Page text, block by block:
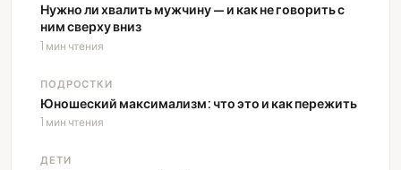
Нужно ли хвалить мужчину — и как не говорить с
ним сверху вниз
1 мин чтения
ПОДРОСТКИ
Юношеский максимализм: что это и как пережить
1 мин чтения
ДЕТИ